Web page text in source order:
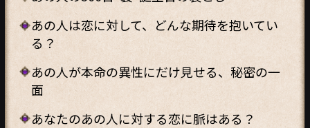
あの人は恋に対して、どんな期待を抱いてい
る？
あの人が本命の異性にだけ見せる、秘密の一
面
あなたのあの人に対する恋に脈はある？